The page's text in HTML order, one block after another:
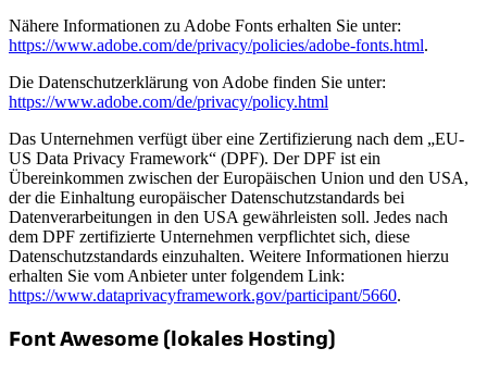
Nähere Informationen zu Adobe Fonts erhalten Sie unter:
https://www.adobe.com/de/privacy/policies/adobe-fonts.html.
Die Datenschutzerklärung von Adobe finden Sie unter:
https://www.adobe.com/de/privacy/policy.html
Das Unternehmen verfügt über eine Zertifizierung nach dem „EU-
US Data Privacy Framework“ (DPF). Der DPF ist ein
Übereinkommen zwischen der Europäischen Union und den USA,
der die Einhaltung europäischer Datenschutzstandards bei
Datenverarbeitungen in den USA gewährleisten soll. Jedes nach
dem DPF zertifizierte Unternehmen verpflichtet sich, diese
Datenschutzstandards einzuhalten. Weitere Informationen hierzu
erhalten Sie vom Anbieter unter folgendem Link:
https://www.dataprivacyframework.gov/participant/5660.
Font Awesome (lokales Hosting)